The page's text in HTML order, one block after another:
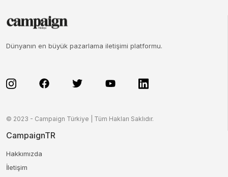
Dünyanın en büyük pazarlama iletişimi platformu.
© 2023 - Campaign Türkiye | Tüm Hakları Saklıdır.
CampaignTR
Hakkımızda
İletişim